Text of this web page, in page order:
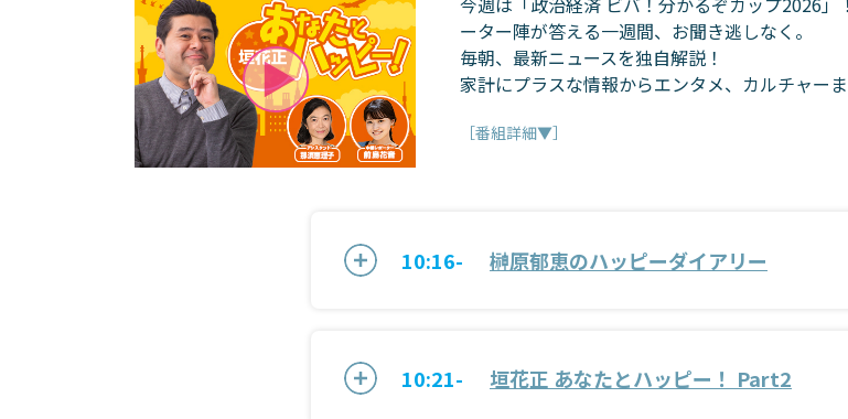
ーター陣が答える一週間、お聞き逃しなく。
毎朝、最新ニュースを独自解説！
家計にプラスな情報からエンタメ、カルチャー
［番組詳細▼］
10:16- 榊原郁恵のハッピーダイアリー
10:21- 垣花正 あなたとハッピー！ Part2